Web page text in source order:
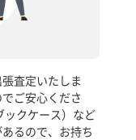
査定いたしま
ご安心くださ
ックケース）など
るので、お持ち